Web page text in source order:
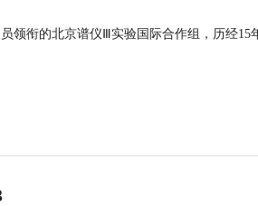
领衔的北京谱仪Ⅲ实验国际合作组，历经15